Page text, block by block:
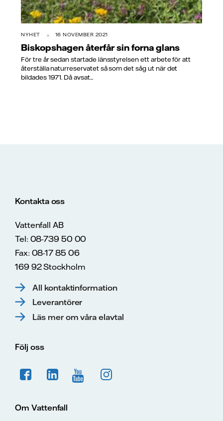
NYHET 16 NOVEMBER 2021
Biskopshagen återfår sin forna glans
För tre år sedan startade länsstyrelsen ett arbete för att
återställa naturreservatet så som det såg ut när det
bildades 1971. Då avsat...
Kontakta oss
Vattenfall AB
Tel: 08-739 50 00
Fax: 08-17 85 06
169 92 Stockholm
All kontaktinformation
Leverantörer
Läs mer om våra elavtal
Följ oss
Om Vattenfall